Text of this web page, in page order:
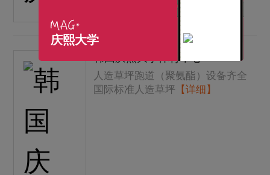
韩国庆熙大学体育中心
人造草坪跑道（聚氨酯）设备齐全
国际标准人造草坪 【详细】
庆熙大学